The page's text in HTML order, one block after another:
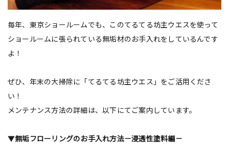
毎年、東京ショールームでも、このてるてる坊主ウエスを使って
ショールームに張られている無垢材のお手入れをしているんです
よ！
ぜひ、年末の大掃除に「てるてる坊主ウエス」をご活用くださ
い！
メンテナンス方法の詳細は、以下にてご案内しています。
▼無垢フローリングのお手入れ方法－浸透性塗料編－